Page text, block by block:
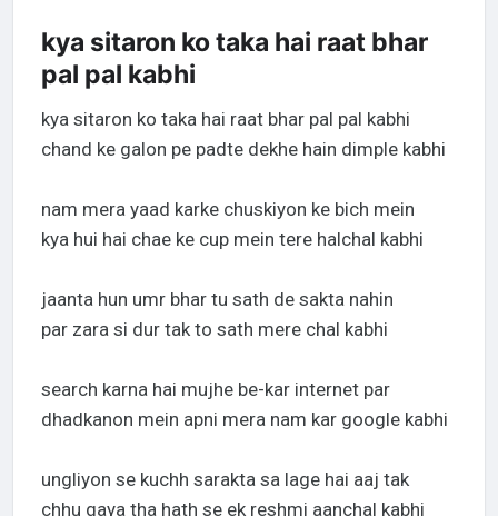
kya sitaron ko taka hai raat bhar
pal pal kabhi
kya sitaron ko taka hai raat bhar pal pal kabhi
chand ke galon pe padte dekhe hain dimple kabhi
nam mera yaad karke chuskiyon ke bich mein
kya hui hai chae ke cup mein tere halchal kabhi
jaanta hun umr bhar tu sath de sakta nahin
par zara si dur tak to sath mere chal kabhi
search karna hai mujhe be-kar internet par
dhadkanon mein apni mera nam kar google kabhi
ungliyon se kuchh sarakta sa lage hai aaj tak
chhu gaya tha hath se ek reshmi aanchal kabhi